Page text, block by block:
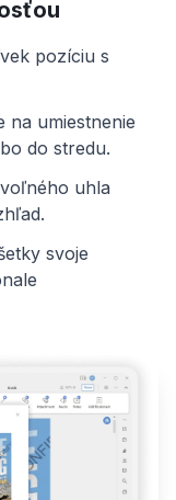
pozíciu s
na umiestnenie
do stredu.
uhla
svoje